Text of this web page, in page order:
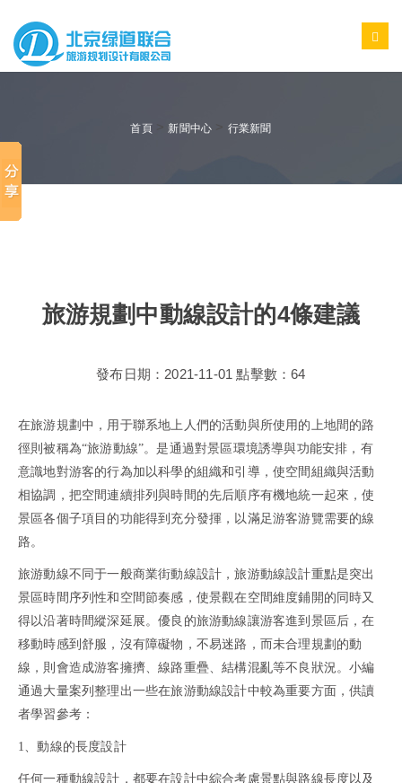
首頁> 新聞中心 行業新聞
旅游規劃中動線設計的4條建議
發布日期：2021-11-01 點擊數：64
在旅游規劃中，用于聯系地上人們的活動與所使用的上地間的路
徑則被稱為“旅游動線”。是通過對景區環境誘導與功能安排，有
意識地對游客的行為加以科學的組織和引導，使空間組織與活動
相協調，把空間連續排列與時間的先后順序有機地統一起來，使
景區各個子項目的功能得到充分發揮，以滿足游客游覽需要的線
路。
旅游動線不同于一般商業街動線設計，旅游動線設計重點是突出
景區時間序列性和空間節奏感，使景觀在空間維度鋪開的同時又
得以沿著時間縱深延展。優良的旅游動線讓游客進到景區后，在
移動時感到舒服，沒有障礙物，不易迷路，而未合理規劃的動
線，則會造成游客擁擠、線路重疊、結構混亂等不良狀況。小編
通過大量案列整理出一些在旅游動線設計中較為重要方面，供讀
者學習參考：
1、動線的長度設計
任何一種動線設計，都要在設計中綜合考慮景點與路線長度以及